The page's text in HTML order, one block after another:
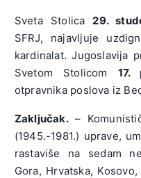
Sveta Stolica29.
SFRJ, najavljuje
kardinalat. Jugoslavija
Svetom Stolicom 17.
otpravnika poslova iz
Zaključak.–
(1945.-1981.) uprave,
rastaviše na sedam
Gora, Hrvatska,